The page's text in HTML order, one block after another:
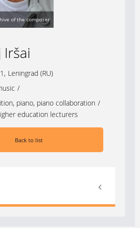
of the composer
Iršai
Leningrad (RU)
/
piano, piano collaboration /
education lecturers
Back to list